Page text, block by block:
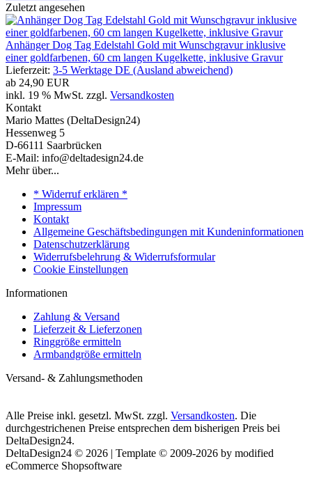
Zuletzt angesehen
Anhänger Dog Tag Edelstahl Gold mit Wunschgravur inklusive
einer goldfarbenen, 60 cm langen Kugelkette, inklusive Gravur
Lieferzeit: 3-5 Werktage DE (Ausland abweichend)
ab 24,90 EUR
inkl. 19 % MwSt. zzgl. Versandkosten
Kontakt
Mario Mattes (DeltaDesign24)
Hessenweg 5
D-66111 Saarbrücken
E-Mail: info@deltadesign24.de
Mehr über...
* Widerruf erklären *
Impressum
Kontakt
Allgemeine Geschäftsbedingungen mit Kundeninformationen
Datenschutzerklärung
Widerrufsbelehrung & Widerrufsformular
Cookie Einstellungen
Informationen
Zahlung & Versand
Lieferzeit & Lieferzonen
Ringgröße ermitteln
Armbandgröße ermitteln
Versand- & Zahlungsmethoden
Alle Preise inkl. gesetzl. MwSt. zzgl. Versandkosten. Die
durchgestrichenen Preise entsprechen dem bisherigen Preis bei
DeltaDesign24.
DeltaDesign24 © 2026 | Template © 2009-2026 by modified
eCommerce Shopsoftware